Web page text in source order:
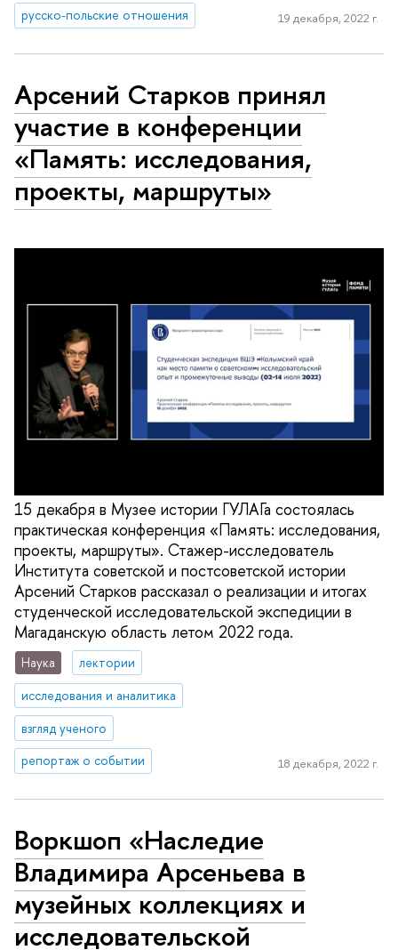
русско-польские отношения
19 декабря, 2022 г.
Арсений Старков принял
участие в конференции
«Память: исследования,
проекты, маршруты»
15 декабря в Музее истории ГУЛАГа состоялась
практическая конференция «Память: исследования,
проекты, маршруты». Стажер-исследователь
Института советской и постсоветской истории
Арсений Старков рассказал о реализации и итогах
студенческой исследовательской экспедиции в
Магаданскую область летом 2022 года.
Наука
лектории
исследования и аналитика
взгляд ученого
репортаж о событии
18 декабря, 2022 г.
Воркшоп «Наследие
Владимира Арсеньева в
музейных коллекциях и
исследовательской